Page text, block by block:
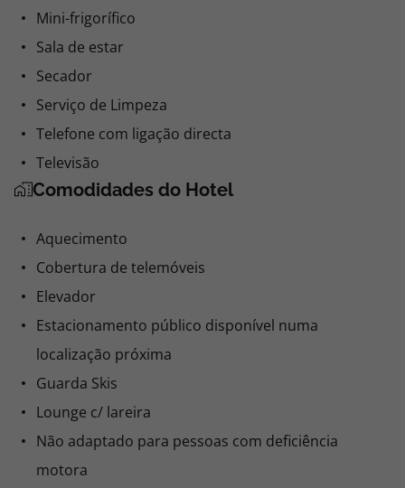
Mini-frigorífico
Sala de estar
Secador
Serviço de Limpeza
Telefone com ligação directa
Televisão
Comodidades do Hotel
Aquecimento
Cobertura de telemóveis
Elevador
Estacionamento público disponível numa
localização próxima
Guarda Skis
Lounge c/ lareira
Não adaptado para pessoas com deficiência
motora